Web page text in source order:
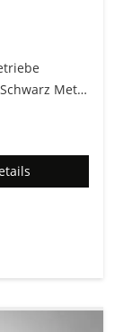
Karbon Schwarz Metallic